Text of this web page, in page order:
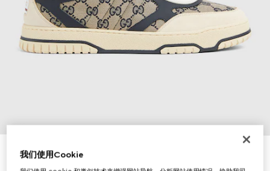
Gucci Re-Web系列男士运动鞋
A$1,700
我们使用Cookie